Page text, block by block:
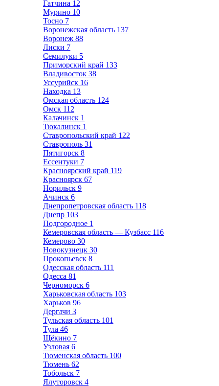
Гатчина 12
Мурино 10
Тосно 7
Воронежская область 137
Воронеж 88
Лиски 7
Семилуки 5
Приморский край 133
Владивосток 38
Уссурийск 16
Находка 13
Омская область 124
Омск 112
Калачинск 1
Тюкалинск 1
Ставропольский край 122
Ставрополь 31
Пятигорск 8
Ессентуки 7
Красноярский край 119
Красноярск 67
Норильск 9
Ачинск 6
Днепропетровская область 118
Днепр 103
Подгородное 1
Кемеровская область — Кузбасс 116
Кемерово 30
Новокузнецк 30
Прокопьевск 8
Одесская область 111
Одесса 81
Черноморск 6
Харьковская область 103
Харьков 96
Дергачи 3
Тульская область 101
Тула 46
Щёкино 7
Узловая 6
Тюменская область 100
Тюмень 62
Тобольск 7
Ялуторовск 4